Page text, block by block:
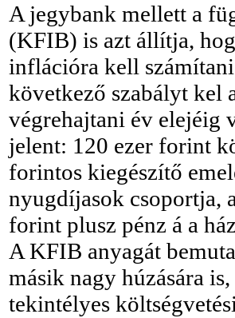
A jegybank mellett a
(KFIB) is azt állítja,
inflációra kell
következő szabályt kel
végrehajtani év elejéig
jelent: 120 ezer forint
forintos kiegészítő
nyugdíjasok csoportja,
forint plusz pénz á a
A KFIB anyagát
másik nagy húzására
tekintélyes